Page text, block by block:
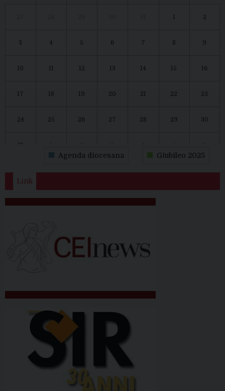
1 2
3 4 5 6 7 8 9
10 11 12 13 14 15 16
17 18 19 20 21 22 23
24 25 26 27 28 29 30
31
Agenda diocesana Giubileo 2025
Link